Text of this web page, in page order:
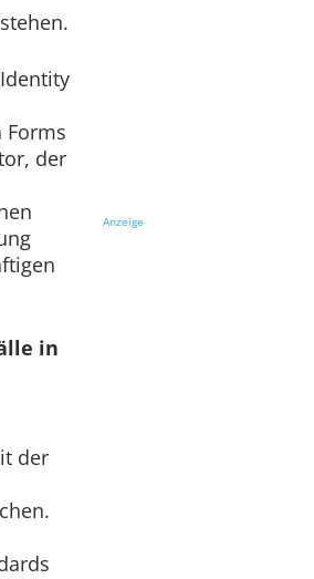
Forms
der
in
der
Anzeige